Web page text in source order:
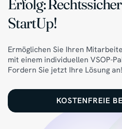
Erfolg:
StartUp!
Ermöglichen Sie Ihren
mit einem individuellen VSOP-
Fordern Sie jetzt Ihre Lösung an!
KOSTENFREIE